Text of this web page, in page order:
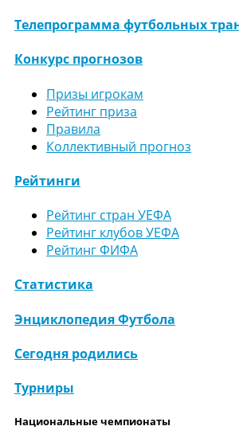
Телепрограмма футбольных
Конкурс прогнозов
Призы игрокам
Рейтинг приза
Правила
Коллективный прогноз
Рейтинги
Рейтинг стран УЕФА
Рейтинг клубов УЕФА
Рейтинг ФИФА
Статистика
Энциклопедия Футбола
Сегодня родились
Турниры
Национальные чемпионаты